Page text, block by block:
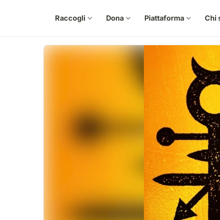
Raccogli expand_more Dona expand_more Piattaforma expand_more Chi